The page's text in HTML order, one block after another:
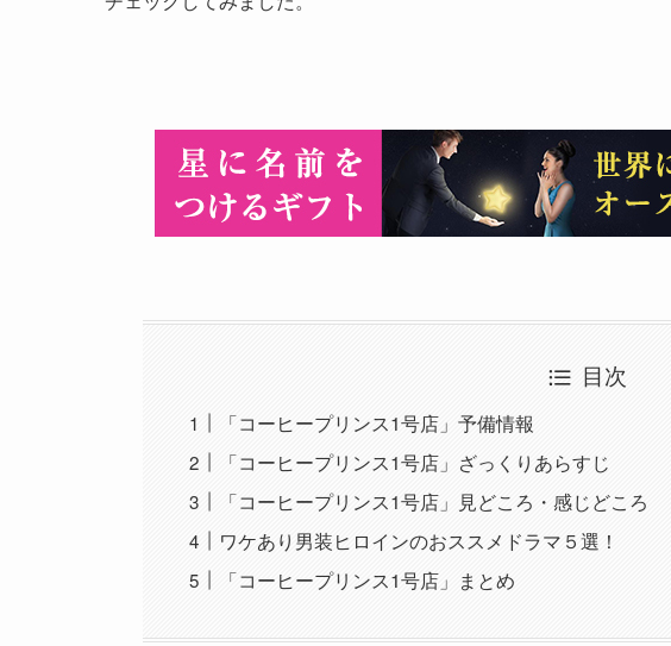
目次
「コーヒープリンス1号店」予備情報
「コーヒープリンス1号店」ざっくりあらすじ
「コーヒープリンス1号店」見どころ・感じどころ
ワケあり男装ヒロインのおススメドラマ５選！
「コーヒープリンス1号店」まとめ